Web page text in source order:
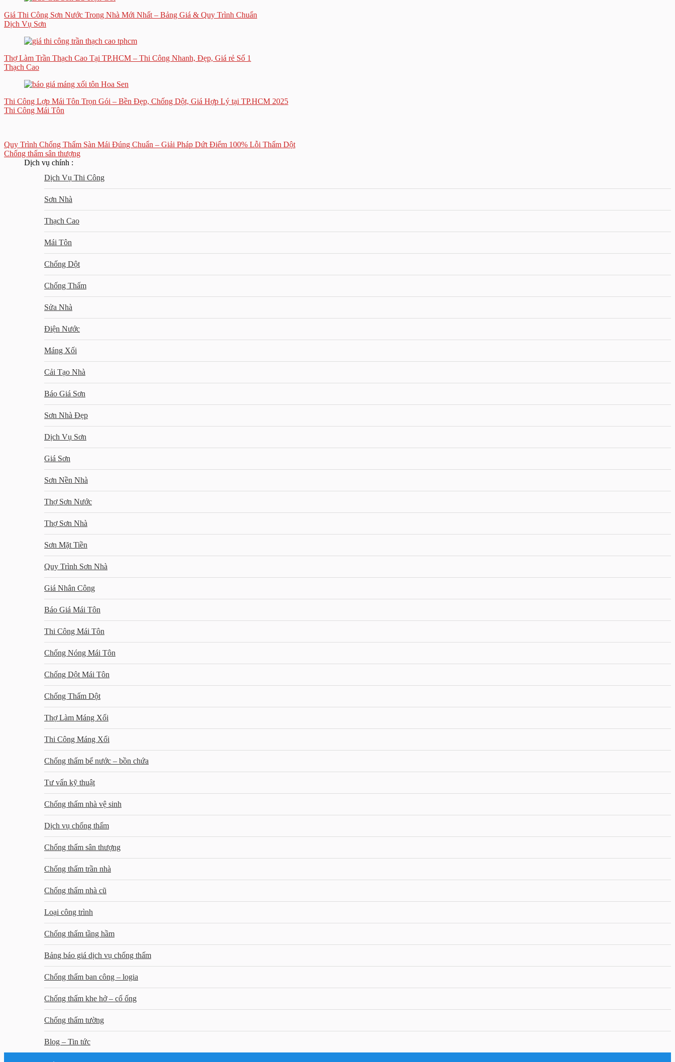
Giá Thi Công Sơn Nước Trong Nhà Mới Nhất – Bảng Giá & Quy Trình Chuẩn
Dịch Vụ Sơn
Thợ Làm Trần Thạch Cao Tại TP.HCM – Thi Công Nhanh, Đẹp, Giá rẻ Số 1
Thạch Cao
Thi Công Lợp Mái Tôn Trọn Gói – Bền Đẹp, Chống Dột, Giá Hợp Lý tại TP.HCM 2025
Thi Công Mái Tôn
Quy Trình Chống Thấm Sàn Mái Đúng Chuẩn – Giải Pháp Dứt Điểm 100% Lỗi Thấm Dột
Chống thấm sân thượng
Dịch vụ chính :
Dịch Vụ Thi Công
Sơn Nhà
Thạch Cao
Mái Tôn
Chống Dột
Chống Thấm
Sửa Nhà
Điện Nước
Máng Xối
Cải Tạo Nhà
Báo Giá Sơn
Sơn Nhà Đẹp
Dịch Vụ Sơn
Giá Sơn
Sơn Nền Nhà
Thợ Sơn Nước
Thợ Sơn Nhà
Sơn Mặt Tiền
Quy Trình Sơn Nhà
Giá Nhân Công
Báo Giá Mái Tôn
Thi Công Mái Tôn
Chống Nóng Mái Tôn
Chống Dột Mái Tôn
Chống Thấm Dột
Thợ Làm Máng Xối
Thi Công Máng Xối
Chống thấm bể nước – bồn chứa
Tư vấn kỹ thuật
Chống thấm nhà vệ sinh
Dịch vụ chống thấm
Chống thấm sân thượng
Chống thấm trần nhà
Chống thấm nhà cũ
Loại công trình
Chống thấm tầng hầm
Bảng báo giá dịch vụ chống thấm
Chống thấm ban công – logia
Chống thấm khe hở – cổ ống
Chống thấm tường
Blog – Tin tức